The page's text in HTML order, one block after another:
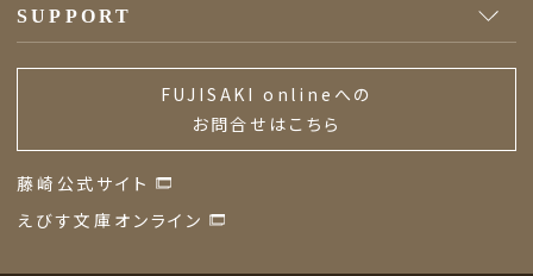
SUPPORT
FUJISAKI onlineへの
お問合せはこちら
藤崎公式サイト
えびす文庫オンライン